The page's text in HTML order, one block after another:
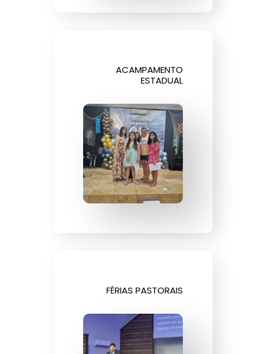
ACAMPAMENTO
ESTADUAL
FÉRIAS PASTORAIS